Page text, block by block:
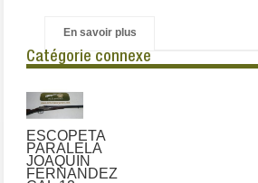
En savoir plus
Catégorie connexe
ESCOPETA
PARALELA
JOAQUIN
FERNANDEZ